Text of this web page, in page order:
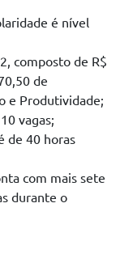
é nível
composto de R$
de
e Produtividade;
vagas;
de 40 horas
com mais sete
durante o